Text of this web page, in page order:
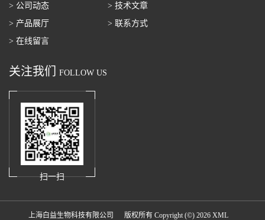
> 公司动态
> 技术文章
> 产品展厅
> 联系方式
> 在线留言
关注我们 FOLLOW US
扫一扫
上海白益生物科技有限公司 版权所有 Copyright (©) 2026 XML